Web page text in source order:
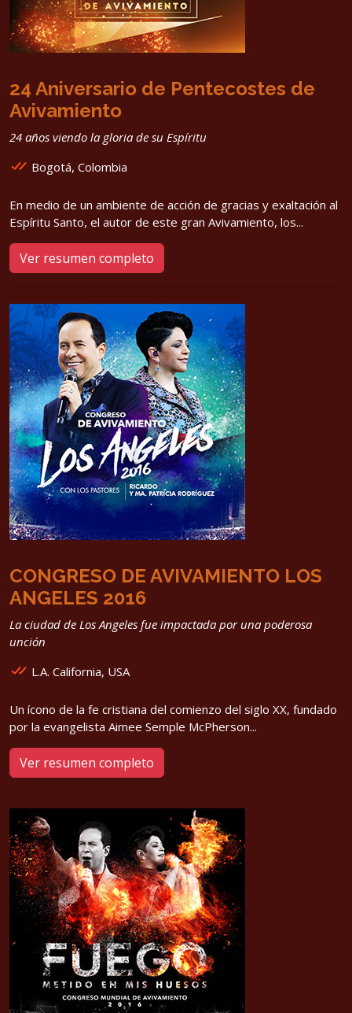
24 Aniversario de Pentecostes de
Avivamiento
24 años viendo la gloria de su Espíritu
Bogotá, Colombia
En medio de un ambiente de acción de gracias y exaltación al
Espíritu Santo, el autor de este gran Avivamiento, los...
Ver resumen completo
CONGRESO DE AVIVAMIENTO LOS
ANGELES 2016
La ciudad de Los Angeles fue impactada por una poderosa
unción
L.A. California, USA
Un ícono de la fe cristiana del comienzo del siglo XX, fundado
por la evangelista Aimee Semple McPherson...
Ver resumen completo